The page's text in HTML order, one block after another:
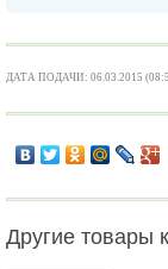
ДАТА ПОДАЧИ: 06.03.2015
Другие